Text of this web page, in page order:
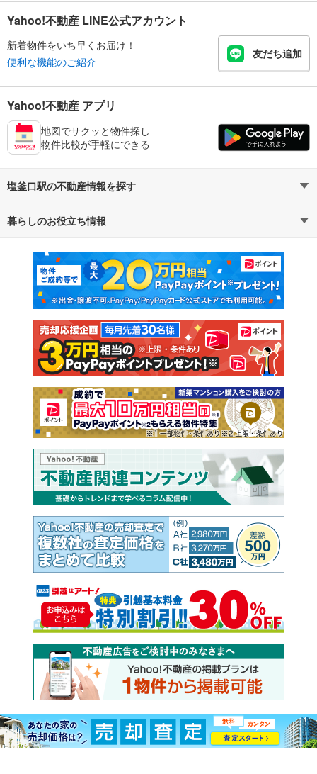
Yahoo!不動産 LINE公式アカウント
新着物件をいち早くお届け！
便利な機能のご紹介
友だち追加
Yahoo!不動産 アプリ
地図でサクッと物件探し
物件比較が手軽にできる
塩釜口駅の不動産情報を探す
不動産・住宅
新築マンション 中古マンション
新築一戸建て 中古一戸建て
注文住宅 土地
売却査定
暮らしのお役立ち情報
マンションカタログ 教えて！住まいの先生